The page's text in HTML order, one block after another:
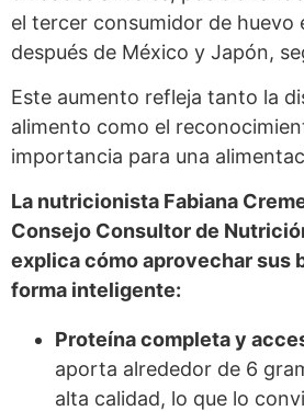
el tercer consumidor de huevo
después de México y Japón,
Este aumento refleja tanto la
alimento como el
importancia para una
La nutricionista Fabiana
Consejo Consultor de
explica cómo aprovechar sus
forma inteligente:
Proteína completa y
aporta alrededor de 6
alta calidad, lo que lo